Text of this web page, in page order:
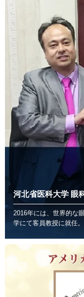
河北省医科大学 眼
2016年には、世界的な
学にて客員教授に就任。